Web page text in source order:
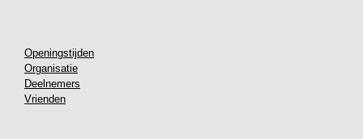
Openingstijden
Organisatie
Deelnemers
Vrienden